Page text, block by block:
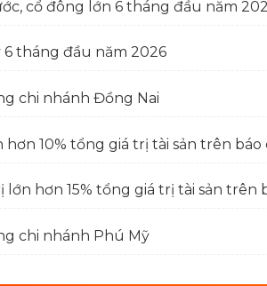
cổ đông lớn 6 tháng đầu năm
tháng đầu năm 2026
chi nhánh Đồng Nai
10% tổng giá trị tài sản trên
lớn hơn 15% tổng giá trị tài sản trên
chi nhánh Phú Mỹ